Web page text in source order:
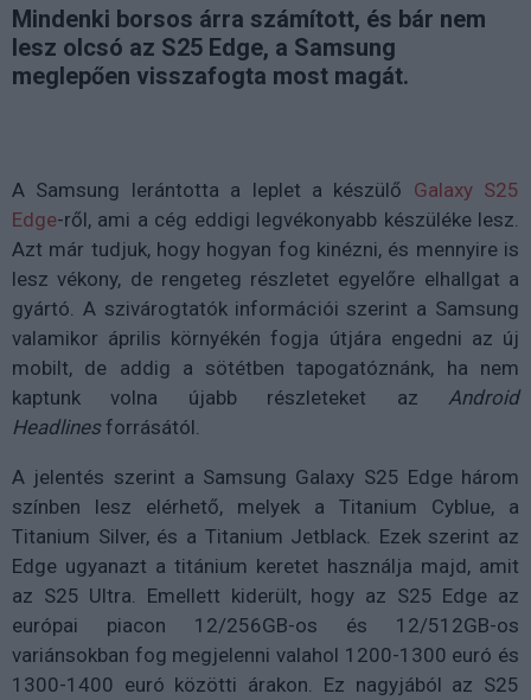
Mindenki borsos árra számított, és bár nem
lesz olcsó az S25 Edge, a Samsung
meglepően visszafogta most magát.
A Samsung lerántotta a leplet a készülő Galaxy S25
Edge-ről, ami a cég eddigi legvékonyabb készüléke lesz.
Azt már tudjuk, hogy hogyan fog kinézni, és mennyire is
lesz vékony, de rengeteg részletet egyelőre elhallgat a
gyártó. A szivárogtatók információi szerint a Samsung
valamikor április környékén fogja útjára engedni az új
mobilt, de addig a sötétben tapogatóznánk, ha nem
kaptunk volna újabb részleteket az Android
Headlinesforrásától.
A jelentés szerint a Samsung Galaxy S25 Edge három
színben lesz elérhető, melyek a Titanium Cyblue, a
Titanium Silver, és a Titanium Jetblack. Ezek szerint az
Edge ugyanazt a titánium keretet használja majd, amit
az S25 Ultra. Emellett kiderült, hogy az S25 Edge az
európai piacon 12/256GB-os és 12/512GB-os
variánsokban fog megjelenni valahol 1200-1300 euró és
1300-1400 euró közötti árakon. Ez nagyjából az S25